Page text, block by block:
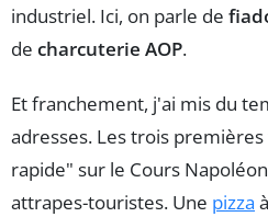
industriel. Ici, on parle de
de charcuterie AOP.
Et franchement, j'ai mis du
adresses. Les trois
rapide" sur le Cours
attrapes-touristes. Une pizza